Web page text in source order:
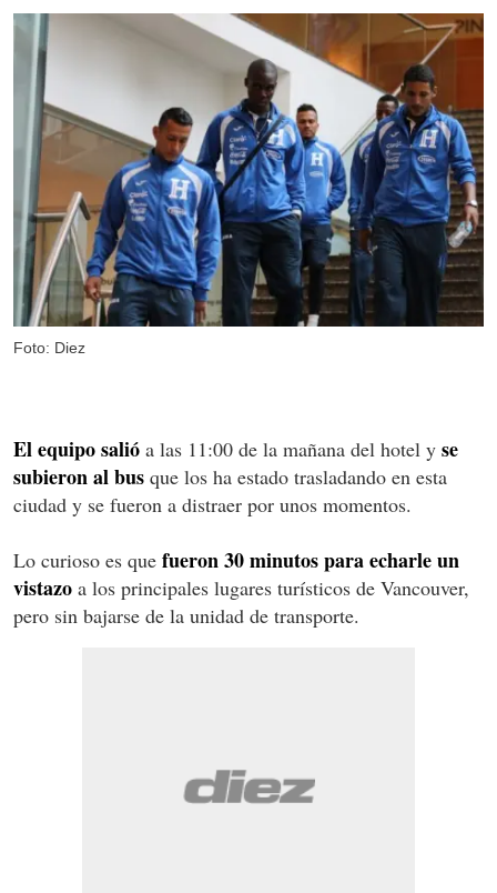
Foto: Diez
El equipo salió a las 11:00 de la mañana del hotel y se
subieron al bus que los ha estado trasladando en esta
ciudad y se fueron a distraer por unos momentos.
Lo curioso es que fueron 30 minutos para echarle un
vistazo a los principales lugares turísticos de Vancouver,
pero sin bajarse de la unidad de transporte.